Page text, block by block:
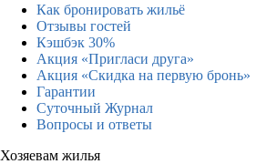
Как бронировать жильё
Отзывы гостей
Кэшбэк 30%
Акция «Пригласи друга»
Акция «Скидка на первую бронь»
Гарантии
Суточный Журнал
Вопросы и ответы
Хозяевам жилья